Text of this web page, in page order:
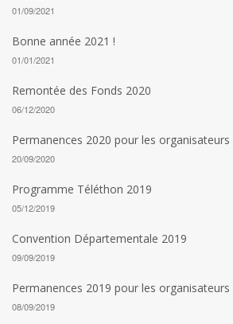
01/09/2021
Bonne année 2021 !
01/01/2021
Remontée des Fonds 2020
06/12/2020
Permanences 2020 pour les organisateurs
20/09/2020
Programme Téléthon 2019
05/12/2019
Convention Départementale 2019
09/09/2019
Permanences 2019 pour les organisateurs
08/09/2019